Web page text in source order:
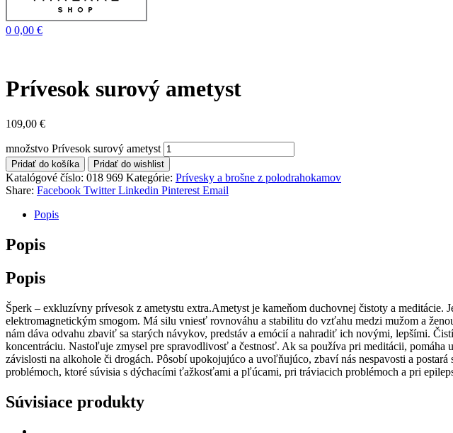
0 0,00 €
Prívesok surový ametyst
109,00 €
množstvo Prívesok surový ametyst
Pridať do košíka Pridať do wishlist
Katalógové číslo: 018 969 Kategórie: Prívesky a brošne z polodrahokamov
Share: Facebook Twitter Linkedin Pinterest Email
Popis
Popis
Popis
Šperk – exkluzívny prívesok z ametystu extra.Ametyst je kameňom duchovnej čistoty a
elektromagnetickým smogom. Má silu vniesť rovnováhu a stabilitu do vzťahu medzi mužom a
nám dáva odvahu zbaviť sa starých návykov, predstáv a emócií a nahradiť ich novými, lepšími.
koncentráciu. Nastoľuje zmysel pre spravodlivosť a čestnosť. Ak sa používa pri meditácii,
závislosti na alkohole či drogách. Pôsobí upokojujúco a uvoľňujúco, zbaví nás nespavosti a
problémoch, ktoré súvisia s dýchacími ťažkosťami a pľúcami, pri tráviacich problémoch a pri
Súvisiace produkty